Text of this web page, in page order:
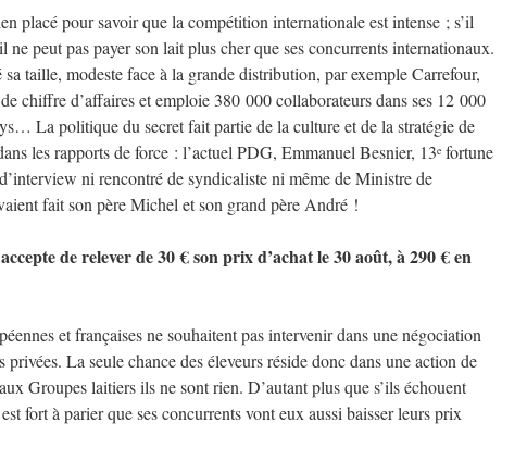
placé pour savoir que la compétition internationale est intense ; s’il
ne peut pas payer son lait plus cher que ses concurrents internationaux.
taille, modeste face à la grande distribution, par exemple Carrefour,
chiffre d’affaires et emploie 380 000 collaborateurs dans ses 12 000
La politique du secret fait partie de la culture et de la stratégie de
les rapports de force : l’actuel PDG, Emmanuel Besnier, 13e fortune
ni rencontré de syndicaliste ni même de Ministre de
fait son père Michel et son grand père André !
de relever de 30 € son prix d’achat le 30 août, à 290 € en
et françaises ne souhaitent pas intervenir dans une négociation
privées. La seule chance des éleveurs réside donc dans une action de
Groupes laitiers ils ne sont rien. D’autant plus que s’ils échouent
fort à parier que ses concurrents vont eux aussi baisser leurs prix